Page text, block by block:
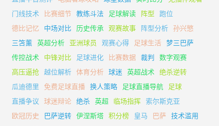
门线技术
比赛细节 教练斗法 足球解读 阵型
跑位
德比记忆
中场对比 历史传承 观赛故事 阵型分析
孙兴慜
三笘薰
英超分析 亚洲球员 观赛心得 足球生活
梦三巴萨
传控战术
中锋对比 足球进化 比赛数据 裁判
数字观赛
高压逼抢
越位解析 体育分析 球迷 英超战术
绝杀逆转
瓜迪德里
免费足球直播 换人策略 足球直播导航
足球
直播争议
球迷辩论 绝杀 英超 临场指挥
索尔斯克亚
欧冠历史
巴萨逆转 伊涅斯塔 积分榜 皇马 巴萨
技术滥用